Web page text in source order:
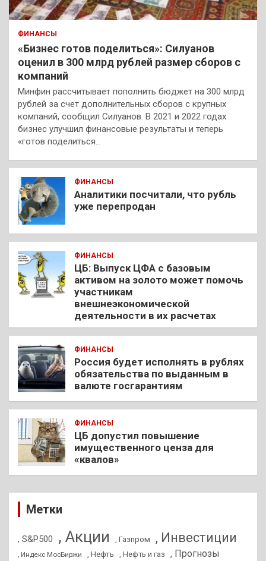
ФИНАНСЫ
«Бизнес готов поделиться»: Силуанов
оценил в 300 млрд рублей размер сборов с
компаний
Минфин рассчитывает пополнить бюджет на 300 млрд
рублей за счет дополнительных сборов с крупных
компаний, сообщил Силуанов. В 2021 и 2022 годах
бизнес улучшил финансовые результаты и теперь
«готов поделиться…
ФИНАНСЫ
Аналитики посчитали, что рубль
уже перепродан
ФИНАНСЫ
ЦБ: Выпуск ЦФА с базовым
активом на золото может помочь
участникам
внешнеэкономической
деятельности в их расчетах
ФИНАНСЫ
Россия будет исполнять в рублях
обязательства по выданным в
валюте госгарантиям
ФИНАНСЫ
ЦБ допустил повышение
имущественного ценза для
«квалов»
Метки
, S&P500 , Акции , Газпром , Инвестиции
, Индекс МосБиржи , Нефть , Нефть и газ , Прогнозы